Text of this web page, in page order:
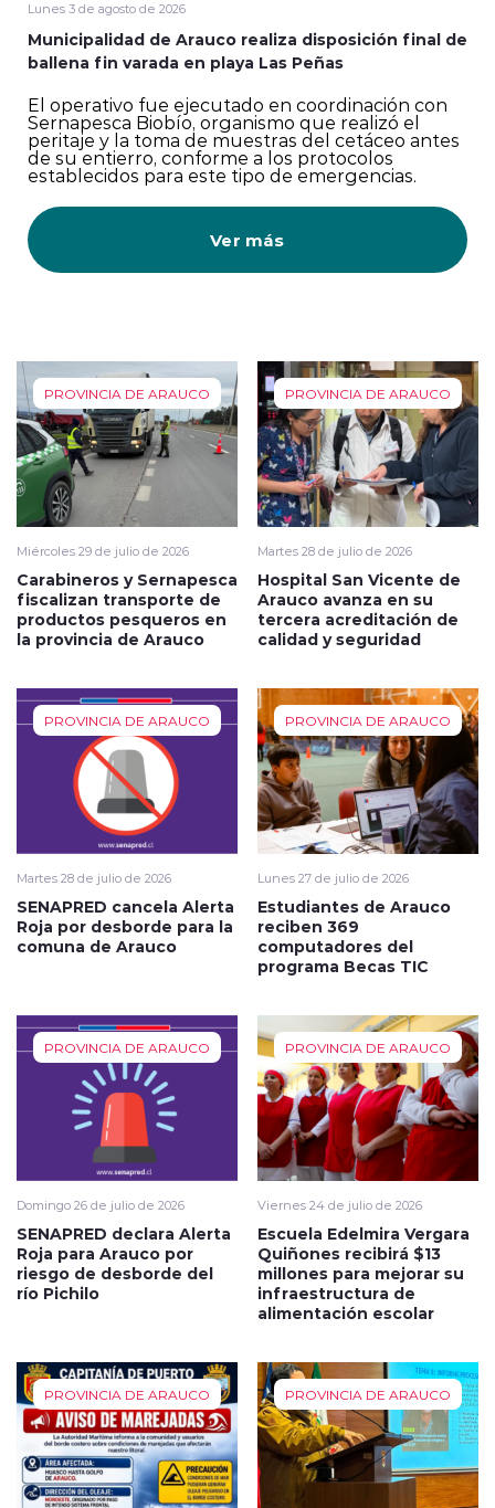
Lunes 3 de agosto de 2026
Municipalidad de Arauco realiza disposición final de
ballena fin varada en playa Las Peñas
El operativo fue ejecutado en coordinación con
Sernapesca Biobío, organismo que realizó el
peritaje y la toma de muestras del cetáceo antes
de su entierro, conforme a los protocolos
establecidos para este tipo de emergencias.
Ver más
PROVINCIA DE ARAUCO
Miércoles 29 de julio de 2026
Carabineros y Sernapesca
fiscalizan transporte de
productos pesqueros en
la provincia de Arauco
PROVINCIA DE ARAUCO
Martes 28 de julio de 2026
Hospital San Vicente de
Arauco avanza en su
tercera acreditación de
calidad y seguridad
PROVINCIA DE ARAUCO
Martes 28 de julio de 2026
SENAPRED cancela Alerta
Roja por desborde para la
comuna de Arauco
PROVINCIA DE ARAUCO
Lunes 27 de julio de 2026
Estudiantes de Arauco
reciben 369
computadores del
programa Becas TIC
PROVINCIA DE ARAUCO
Domingo 26 de julio de 2026
SENAPRED declara Alerta
Roja para Arauco por
riesgo de desborde del
río Pichilo
PROVINCIA DE ARAUCO
Viernes 24 de julio de 2026
Escuela Edelmira Vergara
Quiñones recibirá $13
millones para mejorar su
infraestructura de
alimentación escolar
PROVINCIA DE ARAUCO PROVINCIA DE ARAUCO